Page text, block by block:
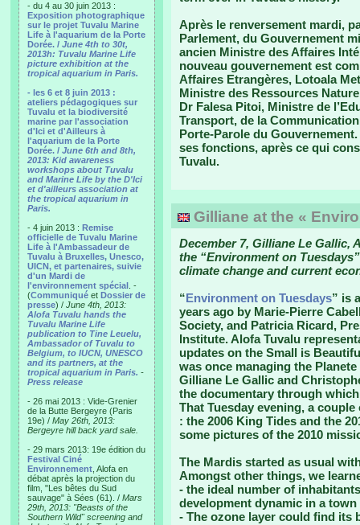
- du 4 au 30 juin 2013 :
Exposition photographique
sur le projet Tuvalu Marine
Life à l'aquarium de la Porte
Dorée. / June 4th to 30t,
2013h: Tuvalu Marine Life
picture exhibition at the
tropical aquarium in Paris.
- les 6 et 8 juin 2013 :
ateliers pédagogiques sur
Tuvalu et la biodiversité
marine par l'association
d'Ici et d'Ailleurs à
l'aquarium de la Porte
Dorée. / June 6th and 8th,
2013: Kid awareness
workshops about Tuvalu
and Marine Life by the D'Ici
et d'ailleurs association at
the tropical aquarium in
Paris.
- 4 juin 2013 : Remise
officielle de Tuvalu Marine
Life à l'Ambassadeur de
Tuvalu à Bruxelles, Unesco,
UICN, et partenaires, suivie
d'un Mardi de
l'environnement spécial . -
(Communiqué et Dossier de
presse) / June 4th, 2013:
Alofa Tuvalu hands the
Tuvalu Marine Life
publication to Tine Leuelu,
Ambassador of Tuvalu to
Belgium, to IUCN, UNESCO
and its partners, at the
tropical aquarium in Paris. -
Press release
- 26 mai 2013 : Vide-Grenier
de la Butte Bergeyre (Paris
19e) / May 26th, 2013:
Bergeyre hill back yard sale.
- 29 mars 2013: 19e édition du
Festival Ciné
Environnement , Alofa en
débat après la projection du
film, "Les bêtes du Sud
sauvage" à Sées (61). / Mars
29th, 2013: "Beasts of the
Southern Wild" screening and
Après le renversement mardi,
Parlement, du Gouvernement
ancien Ministre des Affaires
nouveau gouvernement est
Affaires Etrangères, Lotoala
Ministre des Ressources
Dr Falesa Pitoi, Ministre de
Transport, de la
Porte-Parole du
ses fonctions, après ce qui
Tuvalu.
Gilliane at the «
December 7, Gilliane Le Gallic,
the “Environment on
climate change and current
“Environment on Tuesdays” is
years ago by Marie-Pierre
Society, and Patricia Ricard,
Institute. Alofa Tuvalu
updates on the Small is
was once managing the
Gilliane Le Gallic and
the documentary through
That Tuesday evening, a
: the 2006 King Tides and the
some pictures of the 2010
The Mardis started as usual
Amongst other things, we
- the ideal number of
development dynamic in a town
- The ozone layer could find its